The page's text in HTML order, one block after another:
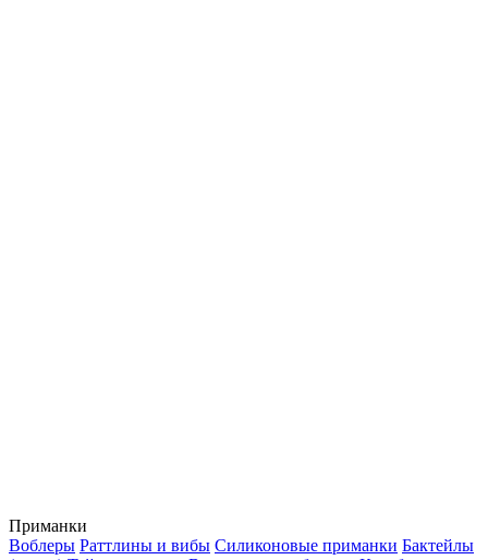
Приманки
Воблеры Раттлины и вибы Силиконовые приманки Бактейлы